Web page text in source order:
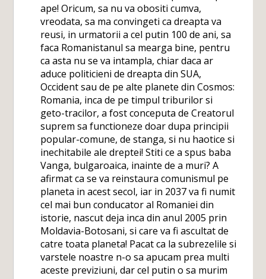
ape! Oricum, sa nu va obositi cumva,
vreodata, sa ma convingeti ca dreapta va
reusi, in urmatorii a cel putin 100 de ani, sa
faca Romanistanul sa mearga bine, pentru
ca asta nu se va intampla, chiar daca ar
aduce politicieni de dreapta din SUA,
Occident sau de pe alte planete din Cosmos:
Romania, inca de pe timpul triburilor si
geto-tracilor, a fost conceputa de Creatorul
suprem sa functioneze doar dupa principii
popular-comune, de stanga, si nu haotice si
inechitabile ale dreptei! Stiti ce a spus baba
Vanga, bulgaroaica, inainte de a muri? A
afirmat ca se va reinstaura comunismul pe
planeta in acest secol, iar in 2037 va fi numit
cel mai bun conducator al Romaniei din
istorie, nascut deja inca din anul 2005 prin
Moldavia-Botosani, si care va fi ascultat de
catre toata planeta! Pacat ca la subrezelile si
varstele noastre n-o sa apucam prea multi
aceste previziuni, dar cel putin o sa murim